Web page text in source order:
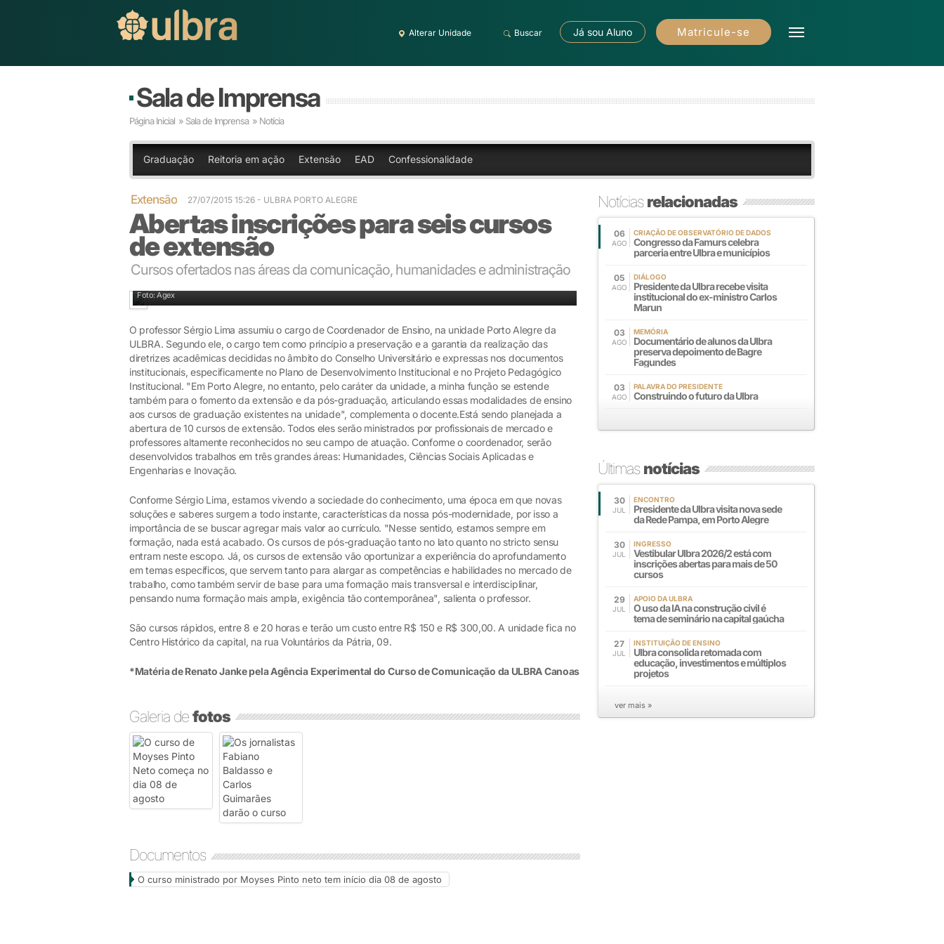
Alterar Unidade Buscar Já sou Aluno Matricule-se
Sala de Imprensa
Página Inicial » Sala de Imprensa » Notícia
Graduação Reitoria em ação Extensão EAD Confessionalidade
Extensão 27/07/2015 15:26 - ULBRA PORTO ALEGRE
Abertas inscrições para seis cursos
de extensão
Cursos ofertados nas áreas da comunicação, humanidades e administração
Foto: Agex
O professor Sérgio Lima assumiu o cargo de Coordenador de Ensino, na unidade Porto Alegre da
ULBRA. Segundo ele, o cargo tem como princípio a preservação e a garantia da realização das
diretrizes acadêmicas decididas no âmbito do Conselho Universitário e expressas nos documentos
institucionais, especificamente no Plano de Desenvolvimento Institucional e no Projeto Pedagógico
Institucional. "Em Porto Alegre, no entanto, pelo caráter da unidade, a minha função se estende
também para o fomento da extensão e da pós-graduação, articulando essas modalidades de ensino
aos cursos de graduação existentes na unidade", complementa o docente.Está sendo planejada a
abertura de 10 cursos de extensão. Todos eles serão ministrados por profissionais de mercado e
professores altamente reconhecidos no seu campo de atuação. Conforme o coordenador, serão
desenvolvidos trabalhos em três grandes áreas: Humanidades, Ciências Sociais Aplicadas e
Engenharias e Inovação.
Conforme Sérgio Lima, estamos vivendo a sociedade do conhecimento, uma época em que novas
soluções e saberes surgem a todo instante, características da nossa pós-modernidade, por isso a
importância de se buscar agregar mais valor ao currículo. "Nesse sentido, estamos sempre em
formação, nada está acabado. Os cursos de pós-graduação tanto no lato quanto no stricto sensu
entram neste escopo. Já, os cursos de extensão vão oportunizar a experiência do aprofundamento
em temas específicos, que servem tanto para alargar as competências e habilidades no mercado de
trabalho, como também servir de base para uma formação mais transversal e interdisciplinar,
pensando numa formação mais ampla, exigência tão contemporânea", salienta o professor.
São cursos rápidos, entre 8 e 20 horas e terão um custo entre R$ 150 e R$ 300,00. A unidade fica no
Centro Histórico da capital, na rua Voluntários da Pátria, 09.
*Matéria de Renato Janke pela Agência Experimental do Curso de Comunicação da ULBRA Canoas
Galeria defotos
Documentos
O curso ministrado por Moyses Pinto neto tem início dia 08 de agosto
Notíciasrelacionadas
06
AGO
CRIAÇÃO DE OBSERVATÓRIO DE DADOS
Congresso da Famurs celebra
parceria entre Ulbra e municípios
05
AGO
DIÁLOGO
Presidente da Ulbra recebe visita
institucional do ex-ministro Carlos
Marun
03
AGO
MEMÓRIA
Documentário de alunos da Ulbra
preserva depoimento de Bagre
Fagundes
03
AGO
PALAVRA DO PRESIDENTE
Construindo o futuro da Ulbra
Últimasnotícias
30
JUL
ENCONTRO
Presidente da Ulbra visita nova sede
da Rede Pampa, em Porto Alegre
30
JUL
INGRESSO
Vestibular Ulbra 2026/2 está com
inscrições abertas para mais de 50
cursos
29
JUL
APOIO DA ULBRA
O uso da IA na construção civil é
tema de seminário na capital gaúcha
27
JUL
INSTITUIÇÃO DE ENSINO
Ulbra consolida retomada com
educação, investimentos e múltiplos
projetos
ver mais »